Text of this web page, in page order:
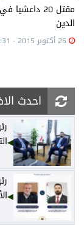
مقتل 20
الدين
احدث